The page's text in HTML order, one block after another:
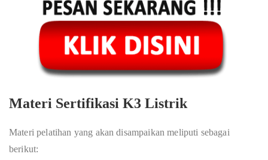
Materi Sertifikasi K3 Listrik
Materi pelatihan yang akan disampaikan meliputi sebagai
berikut: